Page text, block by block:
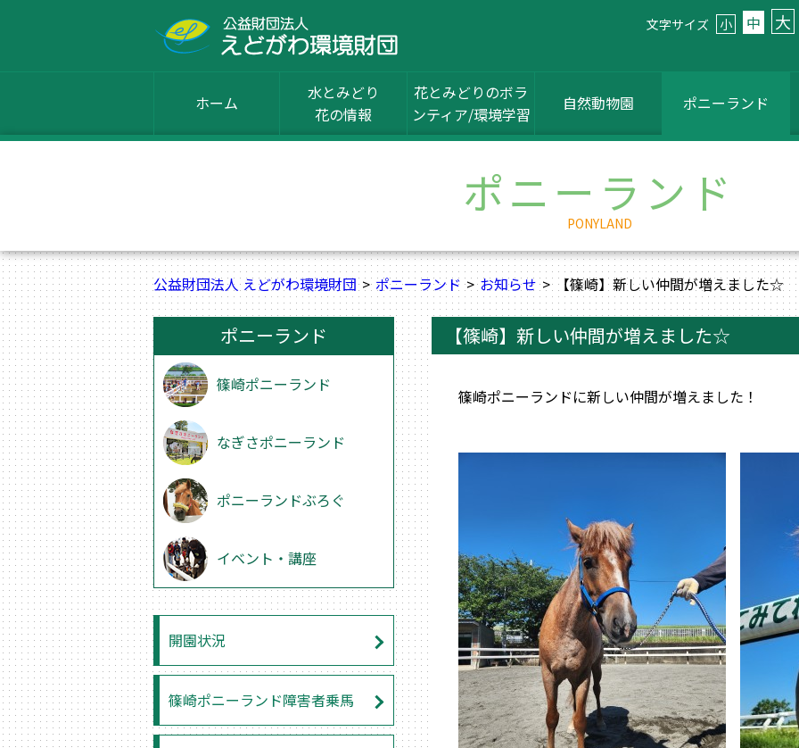
文字サイズ 小 中 大
ホーム
水とみどり
花の情報
花とみどりのボラ
ンティア/環境学習
自然動物園 ポニーランド
ポニーランド
PONYLAND
公益財団法人 えどがわ環境財団 ポニーランド お知らせ 【篠崎】新しい仲間が増えました☆
【篠崎】新しい仲間が増えました☆
篠崎ポニーランドに新しい仲間が増えました！
ポニーランド
篠崎ポニーランド
なぎさポニーランド
ポニーランドぶろぐ
イベント・講座
開園状況
篠崎ポニーランド障害者乗馬